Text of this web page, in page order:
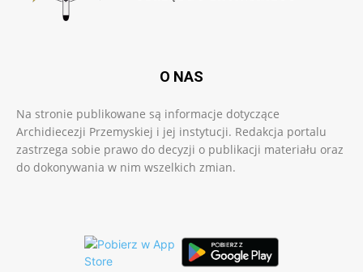
O NAS
Na stronie publikowane są informacje dotyczące
Archidiecezji Przemyskiej i jej instytucji. Redakcja portalu
zastrzega sobie prawo do decyzji o publikacji materiału oraz
do dokonywania w nim wszelkich zmian.